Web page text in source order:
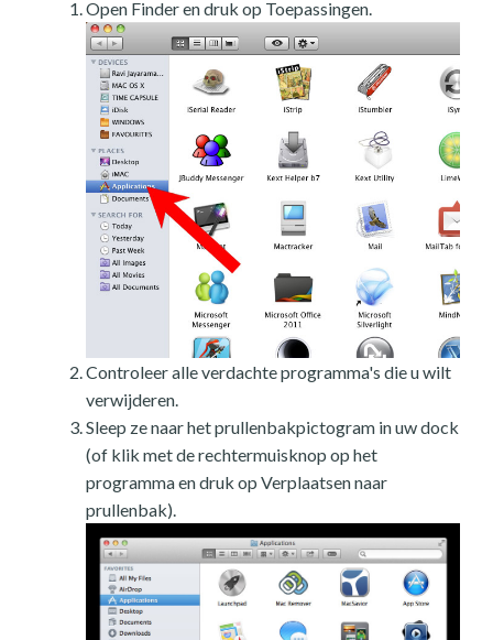
Open Finder en druk op Toepassingen.
Controleer alle verdachte programma's die u wilt
verwijderen.
Sleep ze naar het prullenbakpictogram in uw dock
(of klik met de rechtermuisknop op het
programma en druk op Verplaatsen naar
prullenbak).